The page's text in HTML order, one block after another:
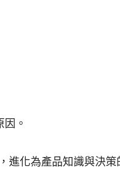
。
化為產品知識與決